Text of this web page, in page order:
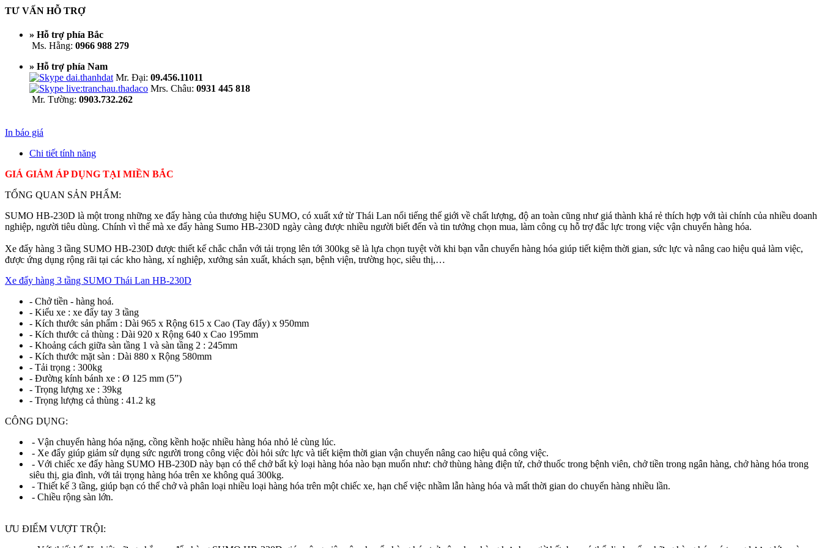
TƯ VẤN HỖ TRỢ
» Hỗ trợ phía Bắc
Ms. Hằng: 0966 988 279
» Hỗ trợ phía Nam
Mr. Đại: 09.456.11011
Mrs. Châu: 0931 445 818
Mr. Tường: 0903.732.262
In báo giá
Chi tiết tính năng
GIÁ GIẢM ÁP DỤNG TẠI MIỀN BẮC
TỔNG QUAN SẢN PHẨM:
SUMO HB-230D là một trong những xe đẩy hàng của thương hiệu SUMO, có xuất xứ từ Thái Lan nổi tiếng thế giới về chất lượng, độ an toàn cũng như giá thành khá rẻ thích hợp với tài chính của nhiều doanh
nghiệp, người tiêu dùng. Chính vì thế mà xe đẩy hàng Sumo HB-230D ngày càng được nhiều người biết đến và tin tưởng chọn mua, làm công cụ hỗ trợ đắc lực trong việc vận chuyển hàng hóa.
Xe đẩy hàng 3 tầng SUMO HB-230D được thiết kế chắc chắn với tải trọng lên tới 300kg sẽ là lựa chọn tuyệt vời khi bạn vẫn chuyển hàng hóa giúp tiết kiệm thời gian, sức lực và nâng cao hiệu quả làm việc,
được ứng dụng rộng rãi tại các kho hàng, xí nghiệp, xưởng sản xuất, khách sạn, bệnh viện, trường học, siêu thị,…
Xe đẩy hàng 3 tầng SUMO Thái Lan HB-230D
- Chở tiền - hàng hoá.
- Kiểu xe : xe đẩy tay 3 tầng
- Kích thước sản phẩm : Dài 965 x Rộng 615 x Cao (Tay đẩy) x 950mm
- Kích thước cả thùng : Dài 920 x Rộng 640 x Cao 195mm
- Khoảng cách giữa sàn tầng 1 và sàn tầng 2 : 245mm
- Kích thước mặt sàn : Dài 880 x Rộng 580mm
- Tải trọng : 300kg
- Đường kính bánh xe : Ø 125 mm (5”)
- Trọng lượng xe : 39kg
- Trọng lượng cả thùng : 41.2 kg
CÔNG DỤNG:
- Vận chuyển hàng hóa nặng, cồng kềnh hoặc nhiều hàng hóa nhỏ lẻ cùng lúc.
- Xe đẩy giúp giảm sử dụng sức người trong công việc đòi hỏi sức lực và tiết kiệm thời gian vận chuyển nâng cao hiệu quả công việc.
- Với chiếc xe đẩy hàng SUMO HB-230D này bạn có thể chở bất kỳ loại hàng hóa nào bạn muốn như: chở thùng hàng điện tử, chở thuốc trong bệnh viên, chở tiền trong ngân hàng, chở hàng hóa trong
siêu thị, gia đình, với tải trọng hàng hóa trên xe không quá 300kg.
- Thiết kế 3 tầng, giúp bạn có thể chở và phân loại nhiều loại hàng hóa trên một chiếc xe, hạn chế việc nhầm lẫn hàng hóa và mất thời gian do chuyển hàng nhiều lần.
- Chiều rộng sàn lớn.
ƯU ĐIỂM VƯỢT TRỘI: